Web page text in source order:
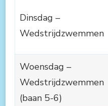
Dinsdag –
Wedstrijdzwemmen
Woensdag –
Wedstrijdzwemmen
(baan 5-6)